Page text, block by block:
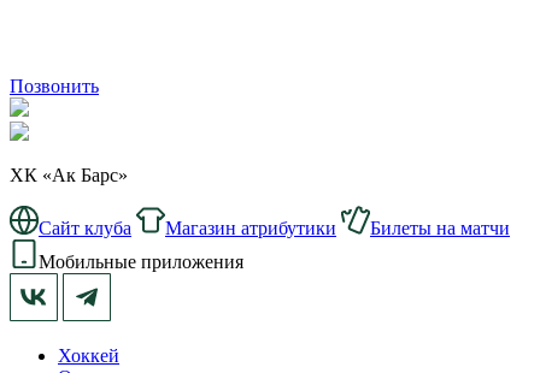
Позвонить
ХК «Ак Барс»
Сайт клуба Магазин атрибутики
Билеты на матчи
Мобильные приложения
Хоккей